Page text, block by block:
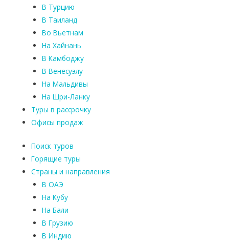
В Турцию
В Таиланд
Во Вьетнам
На Хайнань
В Камбоджу
В Венесуэлу
На Мальдивы
На Шри-Ланку
Туры в рассрочку
Офисы продаж
Поиск туров
Горящие туры
Страны и направления
В ОАЭ
На Кубу
На Бали
В Грузию
В Индию